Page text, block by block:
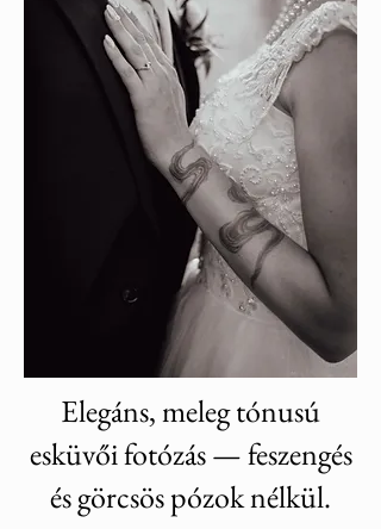
Elegáns, meleg tónusú
esküvői fotózás — feszengés
és görcsös pózok nélkül.